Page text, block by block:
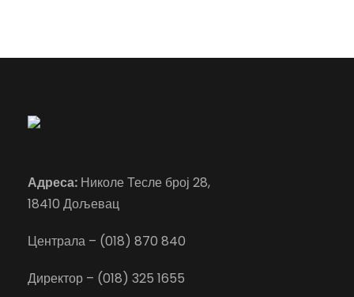
Адреса: Николе Тесле број 28,
18410 Дољевац
Централа – (018) 870 840
Директор – (018) 325 1655